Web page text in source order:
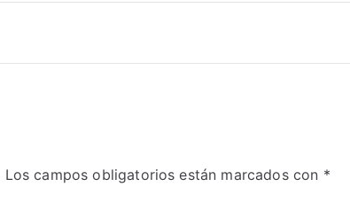
Los campos obligatorios están marcados con *